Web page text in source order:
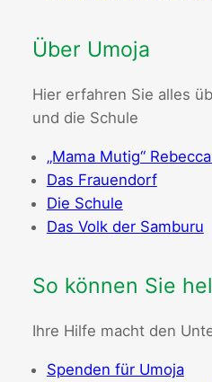
Über Umoja
Hier erfahren Sie alles
und die Schule
„Mama Mutig“
Das Frauendorf
Die Schule
Das Volk der Samburu
So können Sie
Ihre Hilfe macht den
Spenden für Umoja